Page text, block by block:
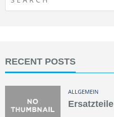
RECENT POSTS
ALLGEMEIN
Ersatzteile